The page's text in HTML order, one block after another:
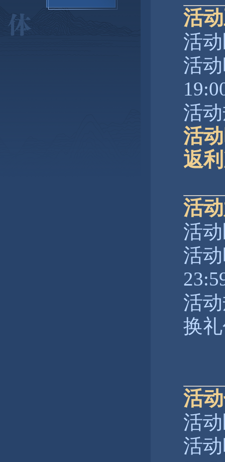
活
活
活
活
活
返
活
活
活
活
换
活
活
活